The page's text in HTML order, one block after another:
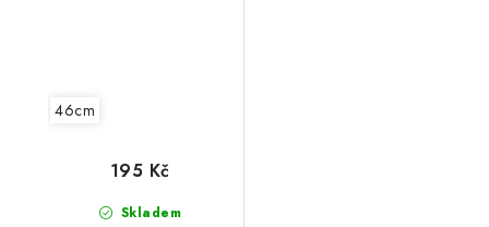
46cm
Skladem
195 Kč